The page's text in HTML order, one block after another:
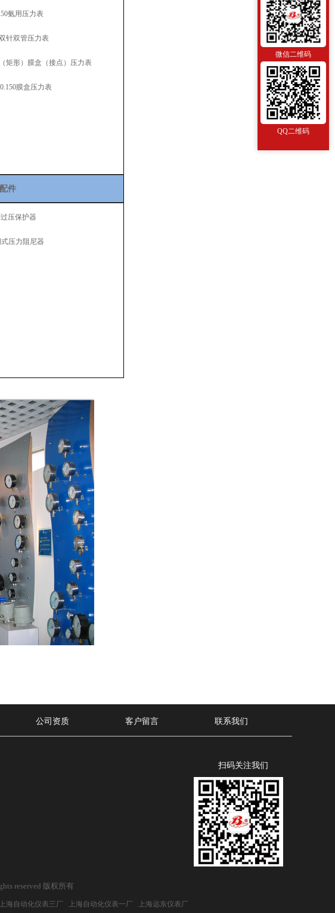
氨用压力表
针双管压力表
矩形）膜盒（接点）压力表
膜盒压力表
件
压保护器
压力阻尼器
公司资质 客户留言 联系我们
扫码关注我们
reserved 版权所有
上海自动化仪表三厂 上海自动化仪表一厂 上海远东仪表厂
微信二维码
QQ二维码